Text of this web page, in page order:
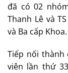
đã có 02
Thanh Lê và
và Ba cấp Khoa.
Tiếp nối thành
viên lần thứ